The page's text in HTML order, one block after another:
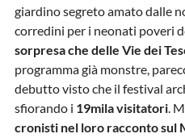
giardino segreto amato dalle
corredini per i neonati poveri
sorpresa che delle Vie dei
programma già monstre,
debutto visto che il festival
sfiorando i 19mila visitatori.
cronisti nel loro racconto sul